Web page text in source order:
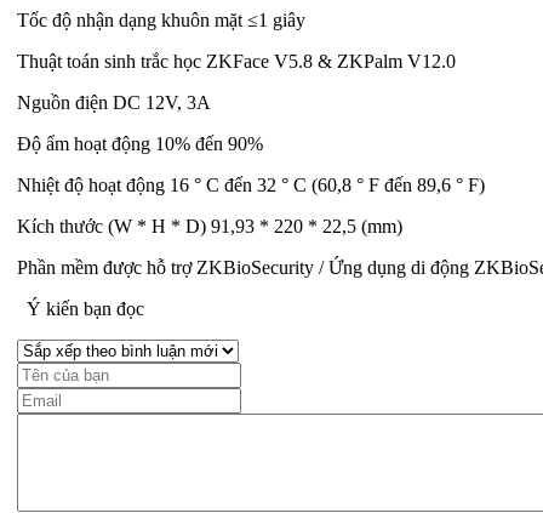
Tốc độ nhận dạng khuôn mặt ≤1 giây
Thuật toán sinh trắc học ZKFace V5.8 & ZKPalm V12.0
Nguồn điện DC 12V, 3A
Độ ẩm hoạt động 10% đến 90%
Nhiệt độ hoạt động 16 ° C đến 32 ° C (60,8 ° F đến 89,6 ° F)
Kích thước (W * H * D) 91,93 * 220 * 22,5 (mm)
Phần mềm được hỗ trợ ZKBioSecurity / Ứng dụng di động
Ý kiến bạn đọc